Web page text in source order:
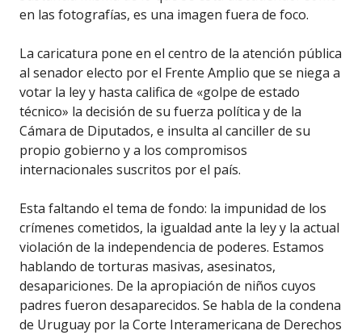
en las fotografías, es una imagen fuera de foco.
La caricatura pone en el centro de la atención pública
al senador electo por el Frente Amplio que se niega a
votar la ley y hasta califica de «golpe de estado
técnico» la decisión de su fuerza política y de la
Cámara de Diputados, e insulta al canciller de su
propio gobierno y a los compromisos
internacionales suscritos por el país.
Esta faltando el tema de fondo: la impunidad de los
crímenes cometidos, la igualdad ante la ley y la actual
violación de la independencia de poderes. Estamos
hablando de torturas masivas, asesinatos,
desapariciones. De la apropiación de niños cuyos
padres fueron desaparecidos. Se habla de la condena
de Uruguay por la Corte Interamericana de Derechos